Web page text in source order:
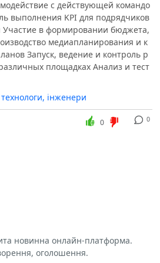
с действующей командо
выполнения KPI для подрядчиков
в формировании бюджета,
медиапланирования и к
Запуск, ведение и контроль р
площадках Анализ и тест
інженери
0
0
новинна онлайн-платформа.
оголошення.